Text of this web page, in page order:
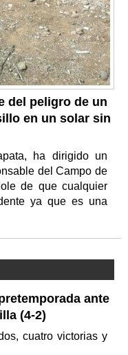
del peligro de un
en un solar sin
ha dirigido un
del Campo de
de que cualquier
ya que es una
ante
(4-2)
cuatro victorias y